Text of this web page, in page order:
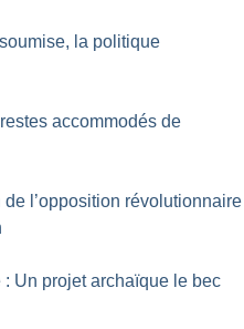
la politique
accommodés de
de l’opposition révolutionnaire
Un projet archaïque le bec